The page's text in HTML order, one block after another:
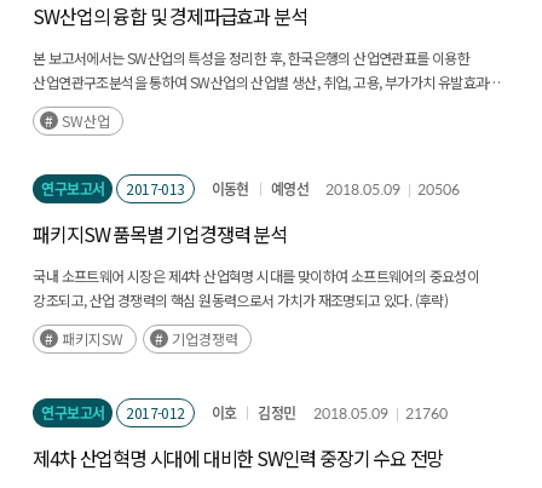
SW산업의 융합 및 경제파급효과 분석
본 보고서에서는 SW산업의 특성을 정리한 후, 한국은행의 산업연관표를 이용한
산업연관구조분석을 통하여 SW산업의 산업별 생산, 취업, 고용, 부가가치 유발효과를
살펴보고, WIOD의 산업연관표를 이용한 산업연관구조분석 및 네트워크 분석을
통하여 한국, 미국, 중국의 SW산업의 타산업 소비활용도, 타산업의 SW활용도,
다음과 같다. (후략)
SW산업
연구보고서 2017-013 이동현 예영선 2018.05.09 20506
패키지SW 품목별 기업경쟁력 분석
국내 소프트웨어 시장은 제4차 산업혁명 시대를 맞이하여 소프트웨어의 중요성이
강조되고, 산업 경쟁력의 핵심 원동력으로서 가치가 재조명되고 있다. (후략)
패키지SW
기업경쟁력
연구보고서 2017-012 이호 김정민 2018.05.09 21760
제4차 산업혁명 시대에 대비한 SW인력 중장기 수요 전망